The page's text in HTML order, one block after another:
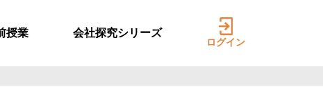
授業 会社探究シリーズ
ログイン